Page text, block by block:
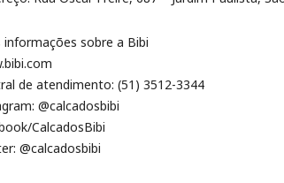
informações sobre a Bibi
de atendimento: (51) 3512-3344
@calcadosbibi
CalcadosBibi
@calcadosbibi